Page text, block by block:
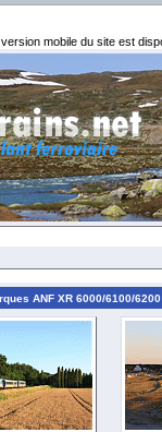
mobile du site est
ANF XR 6000/6100/